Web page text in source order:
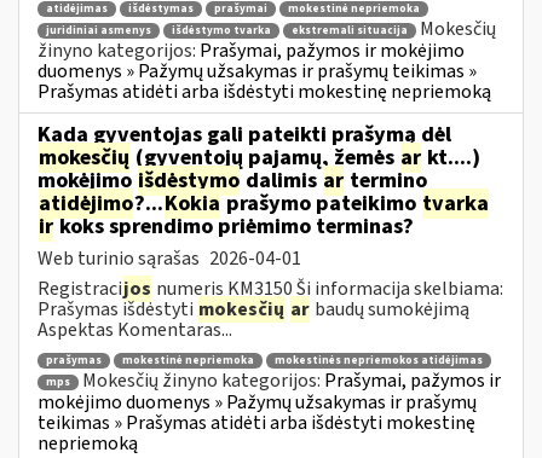
atidėjimas išdėstymas prašymai
mokestinė nepriemoka
juridiniai asmenys
išdėstymo tvarka ekstremali situacija
Mokesčių
žinyno kategorijos: Prašymai, pažymos ir mokėjimo
duomenys » Pažymų užsakymas ir prašymų teikimas »
Prašymas atidėti arba išdėstyti mokestinę nepriemoką
Kada gyventojas gali pateikti prašymą dėl
mokesčių (gyventojų pajamų, žemės ar kt....)
mokėjimo išdėstymo dalimis ar termino
atidėjimo?...Kokiaprašymo pateikimo tvarka
irkoks sprendimo priėmimo terminas?
Web turinio sąrašas 2026-04-01
Registracijos numeris KM3150 Ši informacija skelbiama:
Prašymas išdėstyti mokesčių ar baudų sumokėjimą
Aspektas Komentaras...
prašymas mokestinė nepriemoka
mokestinės nepriemokos atidėjimas
mps
Mokesčių žinyno kategorijos: Prašymai, pažymos ir
mokėjimo duomenys » Pažymų užsakymas ir prašymų
teikimas » Prašymas atidėti arba išdėstyti mokestinę
nepriemoką